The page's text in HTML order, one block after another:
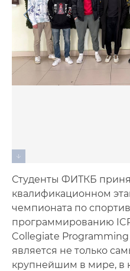
Студенты ФИТКБ
квалификационном
чемпионата по
программированию
Collegiate Programming
является не только
крупнейшим в мире, в